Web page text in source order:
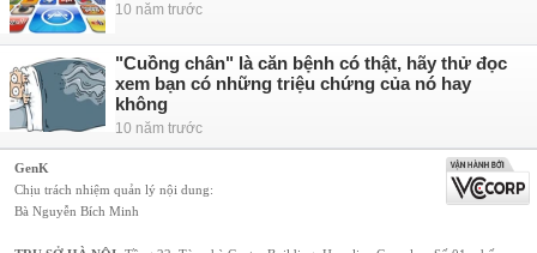
10 năm trước
"Cuồng chân" là căn bệnh có thật, hãy thử đọc
xem bạn có những triệu chứng của nó hay
không
10 năm trước
GenK
Chịu trách nhiệm quản lý nội dung:
Bà Nguyễn Bích Minh